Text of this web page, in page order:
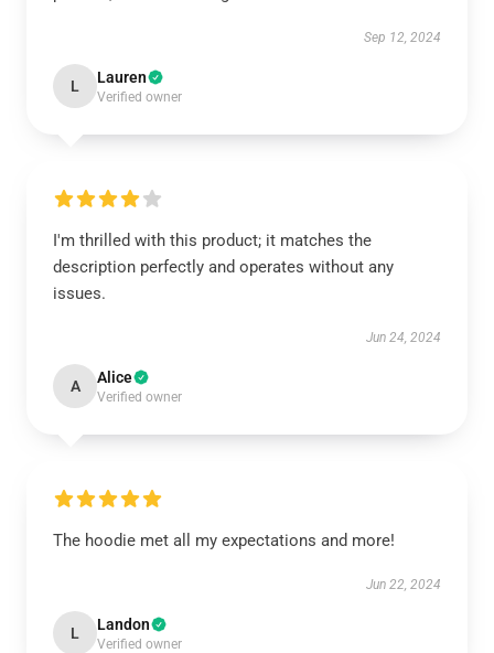
Sep 12, 2024
L Lauren
Verified owner
I'm thrilled with this product; it matches the
description perfectly and operates without any
issues.
Jun 24, 2024
A Alice
Verified owner
The hoodie met all my expectations and more!
Jun 22, 2024
L Landon
Verified owner